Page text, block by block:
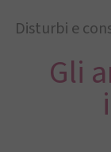
Disturbi e
Gli